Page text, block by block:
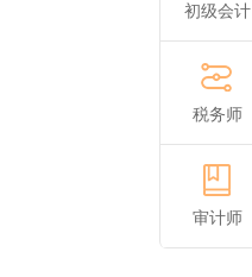
初级会计
税务师
审计师